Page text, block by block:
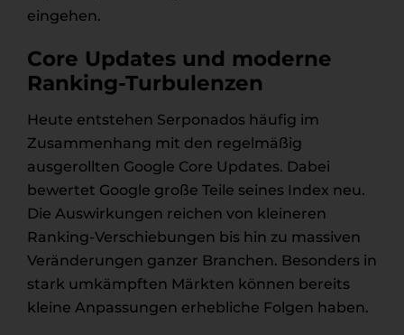
eingehen.
Core Updates und moderne
Ranking-Turbulenzen
Heute entstehen Serponados häufig im
Zusammenhang mit den regelmäßig
ausgerollten Google Core Updates. Dabei
bewertet Google große Teile seines Index neu.
Die Auswirkungen reichen von kleineren
Ranking-Verschiebungen bis hin zu massiven
Veränderungen ganzer Branchen. Besonders in
stark umkämpften Märkten können bereits
kleine Anpassungen erhebliche Folgen haben.